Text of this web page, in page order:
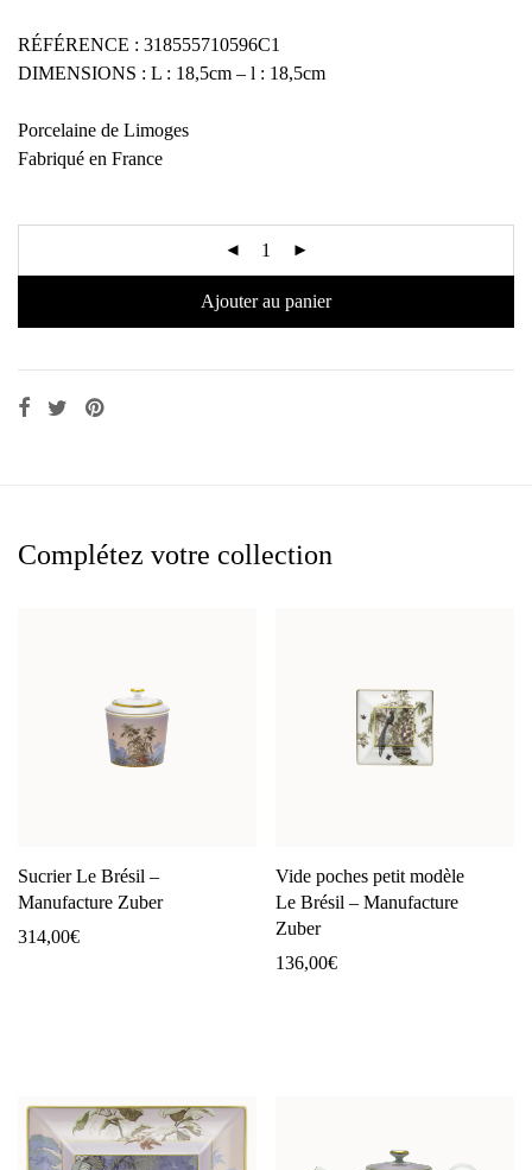
RÉFÉRENCE : 318555710596C1
DIMENSIONS : L : 18,5cm – l : 18,5cm
Porcelaine de Limoges
Fabriqué en France
Ajouter au panier
Complétez votre collection
Sucrier Le Brésil –
Manufacture Zuber
314,00€
Vide poches petit modèle
Le Brésil – Manufacture
Zuber
136,00€